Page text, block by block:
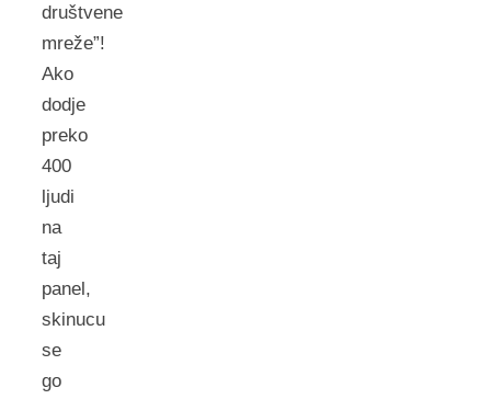
društvene
mreže”!
Ako
dodje
preko
400
ljudi
na
taj
panel,
skinucu
se
go